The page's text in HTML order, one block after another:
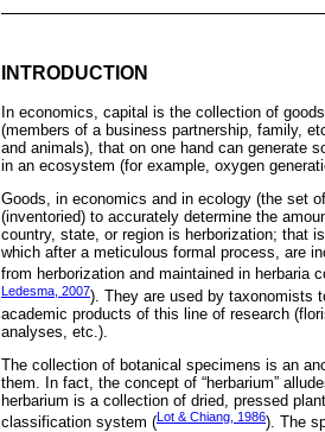
INTRODUCTION
In economics, capital is the collection of
(members of a business partnership, family,
and animals), that on one hand can generate
in an ecosystem (for example, oxygen
Goods, in economics and in ecology (the set
(inventoried) to accurately determine the
country, state, or region is herborization; that
which after a meticulous formal process, are
from herborization and maintained in herbaria
Ledesma, 2007). They are used by taxonomists
academic products of this line of research
analyses, etc.).
The collection of botanical specimens is an
them. In fact, the concept of “herbarium”
herbarium is a collection of dried, pressed
classification system ( Lot & Chiang, 1986). The